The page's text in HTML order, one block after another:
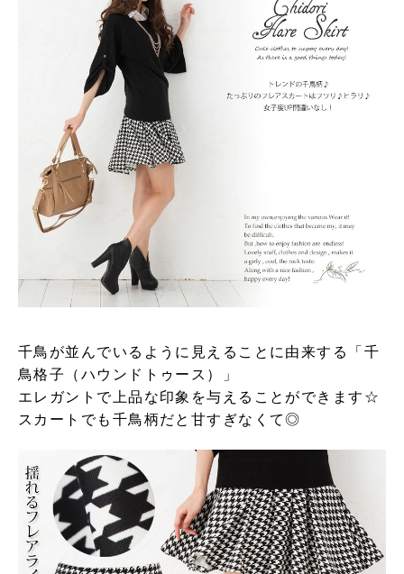
千鳥が並んでいるように見えることに由来する「千
鳥格子（ハウンドトゥース）」
エレガントで上品な印象を与えることができます☆
スカートでも千鳥柄だと甘すぎなくて◎